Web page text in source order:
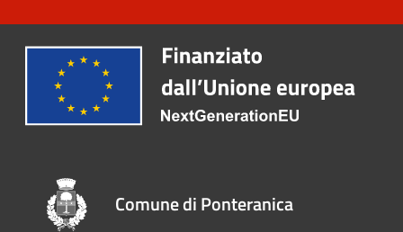
Comune di Ponteranica